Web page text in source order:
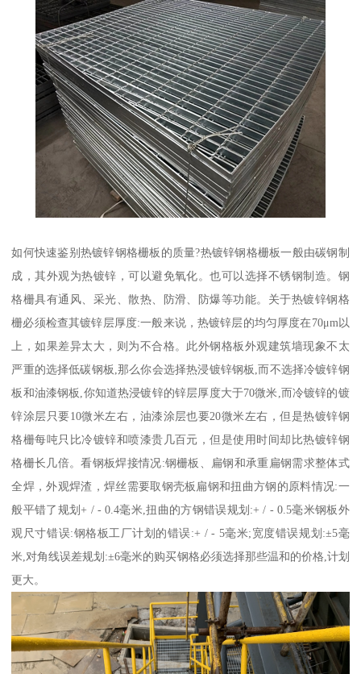
如何快速鉴别热镀锌钢格栅板的质量?热镀锌钢格栅板一般由碳钢制
成，其外观为热镀锌，可以避免氧化。也可以选择不锈钢制造。钢
格栅具有通风、采光、散热、防滑、防爆等功能。关于热镀锌钢格
栅必须检查其镀锌层厚度:一般来说，热镀锌层的均匀厚度在70μm以
上，如果差异太大，则为不合格。此外钢格板外观建筑墙现象不太
严重的选择低碳钢板,那么你会选择热浸镀锌钢板,而不选择冷镀锌钢
板和油漆钢板,你知道热浸镀锌的锌层厚度大于70微米,而冷镀锌的镀
锌涂层只要10微米左右，油漆涂层也要20微米左右，但是热镀锌钢
格栅每吨只比冷镀锌和喷漆贵几百元，但是使用时间却比热镀锌钢
格栅长几倍。看钢板焊接情况:钢栅板、扁钢和承重扁钢需求整体式
全焊，外观焊渣，焊丝需要取钢壳板扁钢和扭曲方钢的原料情况:一
般平错了规划+ / - 0.4毫米,扭曲的方钢错误规划:+ / - 0.5毫米钢板外
观尺寸错误:钢格板工厂计划的错误:+ / - 5毫米;宽度错误规划:±5毫
米,对角线误差规划:±6毫米的购买钢格必须选择那些温和的价格,计划
更大。